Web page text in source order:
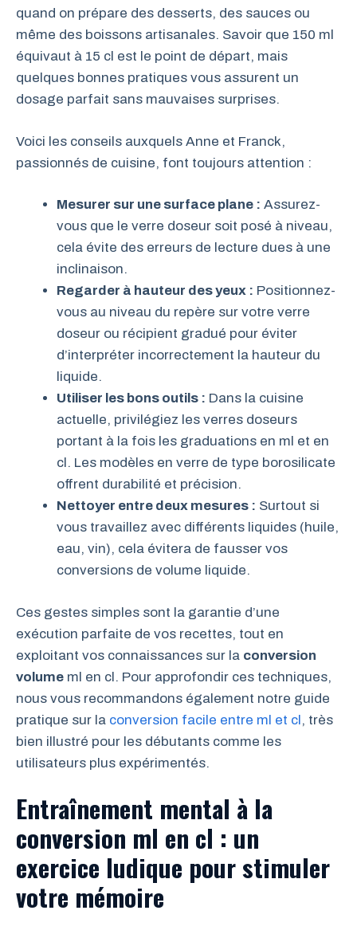
quand on prépare des desserts, des sauces ou
même des boissons artisanales. Savoir que 150 ml
équivaut à 15 cl est le point de départ, mais
quelques bonnes pratiques vous assurent un
dosage parfait sans mauvaises surprises.
Voici les conseils auxquels Anne et Franck,
passionnés de cuisine, font toujours attention :
Mesurer sur une surface plane : Assurez-
vous que le verre doseur soit posé à niveau,
cela évite des erreurs de lecture dues à une
inclinaison.
Regarder à hauteur des yeux : Positionnez-
vous au niveau du repère sur votre verre
doseur ou récipient gradué pour éviter
d’interpréter incorrectement la hauteur du
liquide.
Utiliser les bons outils : Dans la cuisine
actuelle, privilégiez les verres doseurs
portant à la fois les graduations en ml et en
cl. Les modèles en verre de type borosilicate
offrent durabilité et précision.
Nettoyer entre deux mesures : Surtout si
vous travaillez avec différents liquides (huile,
eau, vin), cela évitera de fausser vos
conversions de volume liquide.
Ces gestes simples sont la garantie d’une
exécution parfaite de vos recettes, tout en
exploitant vos connaissances sur la conversion
volume ml en cl. Pour approfondir ces techniques,
nous vous recommandons également notre guide
pratique sur la conversion facile entre ml et cl, très
bien illustré pour les débutants comme les
utilisateurs plus expérimentés.
Entraînement mental à la
conversion ml en cl : un
exercice ludique pour stimuler
votre mémoire